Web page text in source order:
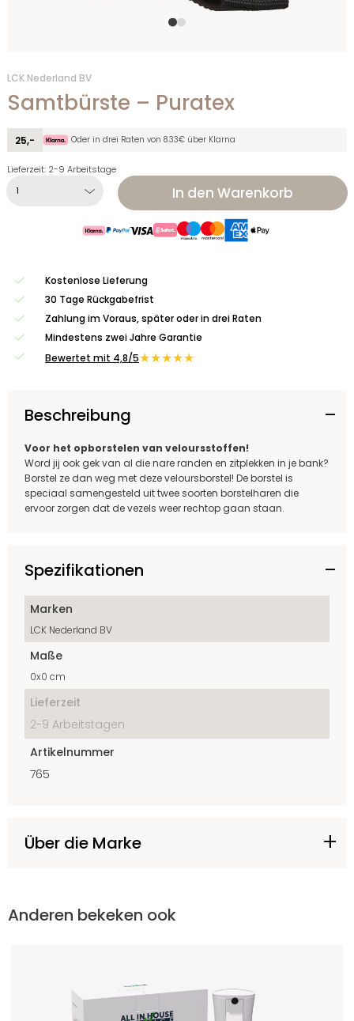
LCK Nederland BV
Samtbürste – Puratex
25,- Oder in drei Raten von 8.33€ über Klarna
Lieferzeit: 2-9 Arbeitstage
In den Warenkorb
Kostenlose Lieferung
30 Tage Rückgabefrist
Zahlung im Voraus, später oder in drei Raten
Mindestens zwei Jahre Garantie
Bewertet mit 4,8/5★★★★★
Beschreibung
Voor het opborstelen van veloursstoffen!
Word jij ook gek van al die nare randen en zitplekken in je bank?
Borstel ze dan weg met deze veloursborstel! De borstel is
speciaal samengesteld uit twee soorten borstelharen die
ervoor zorgen dat de vezels weer rechtop gaan staan.
Spezifikationen
Marken
LCK Nederland BV
Maße
0x0 cm
Lieferzeit
2-9 Arbeitstagen
Artikelnummer
765
Über die Marke
Anderen bekeken ook